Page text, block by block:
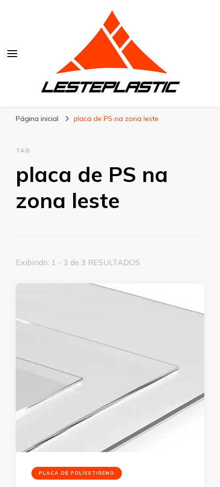
Página inicial placa de PS na zona leste
TAG
placa de PS na
zona leste
Exibindo: 1 - 3 de 3 RESULTADOS
PLACA DE POLIESTIRENO